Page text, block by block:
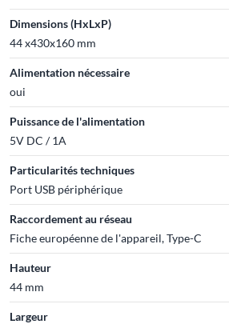
Dimensions (HxLxP)
44 x430x160 mm
Alimentation nécessaire
oui
Puissance de l'alimentation
5V DC / 1A
Particularités techniques
Port USB périphérique
Raccordement au réseau
Fiche européenne de l'appareil, Type-C
Hauteur
44 mm
Largeur